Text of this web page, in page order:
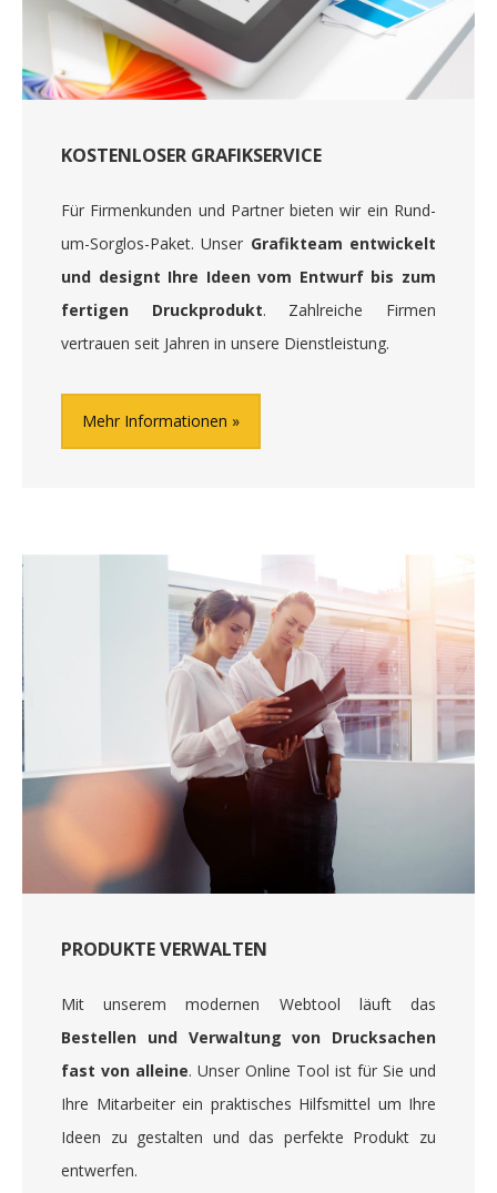
KOSTENLOSER GRAFIKSERVICE
Für Firmenkunden und Partner bieten wir ein Rund-
um-Sorglos-Paket. Unser Grafikteam entwickelt
und designt Ihre Ideen vom Entwurf bis zum
fertigen Druckprodukt. Zahlreiche Firmen
vertrauen seit Jahren in unsere Dienstleistung.
Mehr Informationen
PRODUKTE VERWALTEN
Mit unserem modernen Webtool läuft das
Bestellen und Verwaltung von Drucksachen
fast von alleine. Unser Online Tool ist für Sie und
Ihre Mitarbeiter ein praktisches Hilfsmittel um Ihre
Ideen zu gestalten und das perfekte Produkt zu
entwerfen.